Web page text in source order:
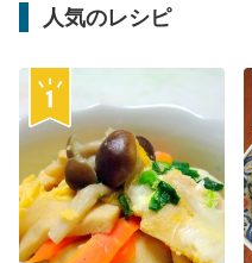
人気のレシピ